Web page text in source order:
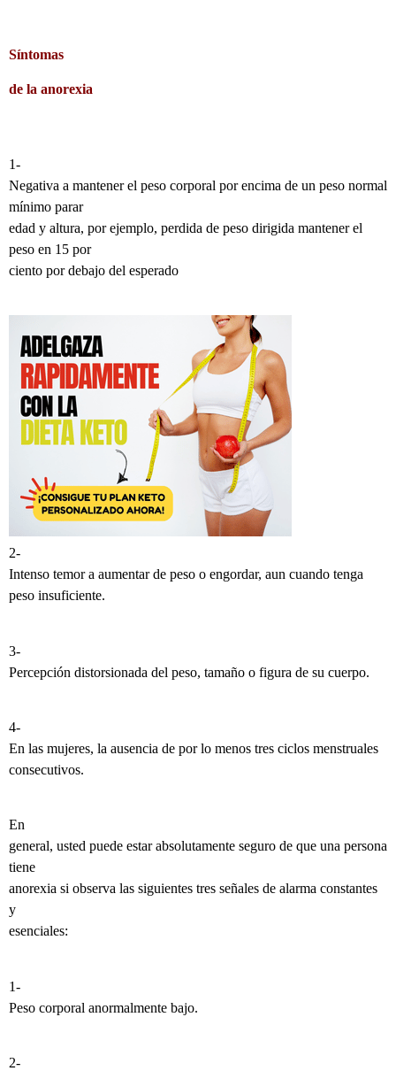
Síntomas
de la anorexia
1-
Negativa a mantener el peso corporal por encima de un peso normal
mínimo parar
edad y altura, por ejemplo, perdida de peso dirigida mantener el
peso en 15 por
ciento por debajo del esperado
2-
Intenso temor a aumentar de peso o engordar, aun cuando tenga
peso insuficiente.
3-
Percepción distorsionada del peso, tamaño o figura de su cuerpo.
4-
En las mujeres, la ausencia de por lo menos tres ciclos menstruales
consecutivos.
En
general, usted puede estar absolutamente seguro de que una persona
tiene
anorexia si observa las siguientes tres señales de alarma constantes
y
esenciales:
1-
Peso corporal anormalmente bajo.
2-